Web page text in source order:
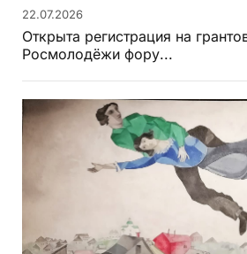
22.07.2026
Открыта регистрация на
Росмолодёжи фору...